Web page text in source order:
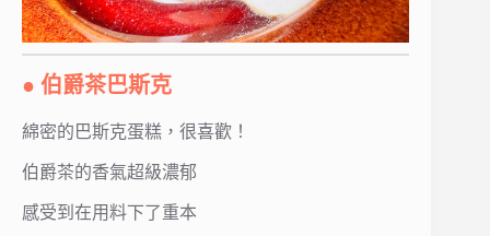
● 伯爵茶巴斯克
綿密的巴斯克蛋糕，很喜歡！
伯爵茶的香氣超級濃郁
感受到在用料下了重本